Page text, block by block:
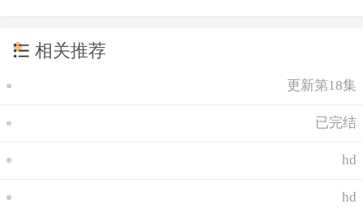
相关推荐
更新第18集
已完结
hd
hd